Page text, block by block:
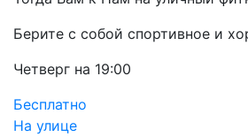
Берите с собой спортивное и
Четверг на 19:00
Бесплатно
На улице